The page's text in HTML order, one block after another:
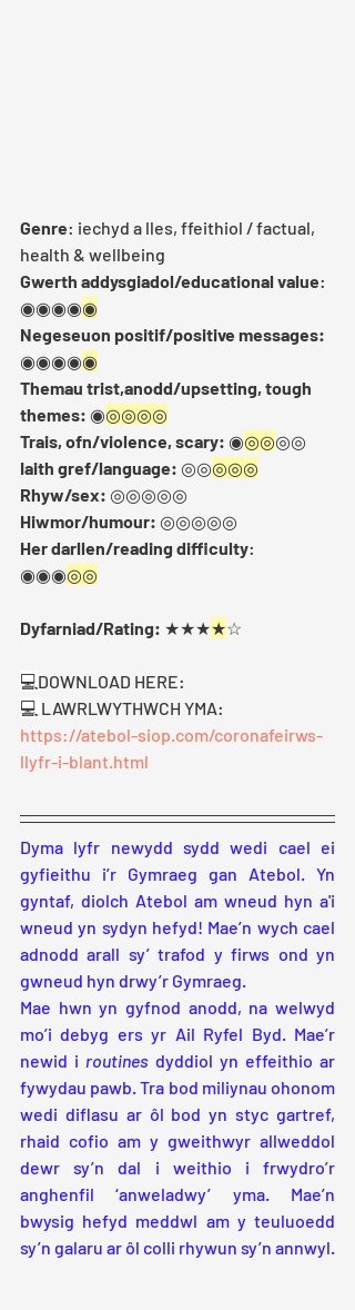
Genre: iechyd a lles, ffeithiol / factual,
health & wellbeing
Gwerth addysgiadol/educational value:
◉◉◉◉◉
Negeseuon positif/positive messages:
◉◉◉◉◉
Themau trist,anodd/upsetting, tough
themes: ◉◎◎◎◎
Trais, ofn/violence, scary: ◉◎◎◎◎
Iaith gref/language: ◎◎◎◎◎
Rhyw/sex: ◎◎◎◎◎
Hiwmor/humour: ◎◎◎◎◎
Her darllen/reading difficulty:
◉◉◉◎◎
Dyfarniad/Rating: ★★★★☆
💻DOWNLOAD HERE:
💻 LAWRLWYTHWCH YMA:
https://atebol-siop.com/coronafeirws-
llyfr-i-blant.html
Dyma lyfr newydd sydd wedi cael ei
gyfieithu i’r Gymraeg gan Atebol. Yn
gyntaf, diolch Atebol am wneud hyn a'i
wneud yn sydyn hefyd! Mae’n wych cael
adnodd arall sy’ trafod y firws ond yn
gwneud hyn drwy’r Gymraeg.
Mae hwn yn gyfnod anodd, na welwyd
mo’i debyg ers yr Ail Ryfel Byd. Mae’r
newid i routines dyddiol yn effeithio ar
fywydau pawb. Tra bod miliynau ohonom
wedi diflasu ar ôl bod yn styc gartref,
rhaid cofio am y gweithwyr allweddol
dewr sy’n dal i weithio i frwydro’r
anghenfil ‘anweladwy’ yma. Mae’n
bwysig hefyd meddwl am y teuluoedd
sy’n galaru ar ôl colli rhywun sy’n annwyl.